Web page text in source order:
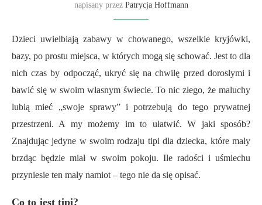
napisany przez Patrycja Hoffmann
Dzieci uwielbiają zabawy w chowanego, wszelkie kryjówki,
bazy, po prostu miejsca, w których mogą się schować. Jest to dla
nich czas by odpocząć, ukryć się na chwilę przed dorosłymi i
bawić się w swoim własnym świecie. To nic złego, że maluchy
lubią mieć „swoje sprawy” i potrzebują do tego prywatnej
przestrzeni. A my możemy im to ułatwić. W jaki sposób?
Znajdując jedyne w swoim rodzaju tipi dla dziecka, które mały
brzdąc będzie miał w swoim pokoju. Ile radości i uśmiechu
przyniesie ten mały namiot – tego nie da się opisać.
Co to jest tipi?